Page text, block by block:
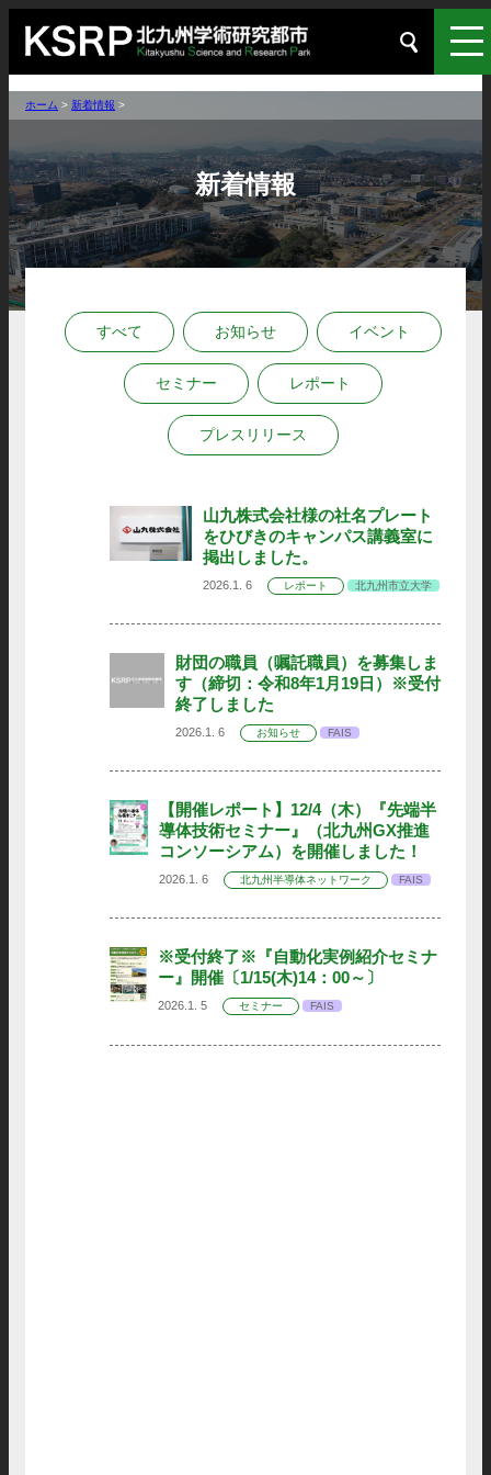
ホーム >新着情報 >
新着情報
すべて お知らせ イベント
セミナー レポート
プレスリリース
山九株式会社様の社名プレート
をひびきのキャンパス講義室に
掲出しました。
2026.1. 6 レポート 北九州市立大学
財団の職員（嘱託職員）を募集しま
す（締切：令和8年1月19日）※受付
終了しました
2026.1. 6 お知らせ FAIS
【開催レポート】12/4（木）『先端半
導体技術セミナー』（北九州GX推進
コンソーシアム）を開催しました！
2026.1. 6 北九州半導体ネットワーク FAIS
※受付終了※『自動化実例紹介セミナ
ー』開催〔1/15(木)14：00～〕
2026.1. 5 セミナー FAIS